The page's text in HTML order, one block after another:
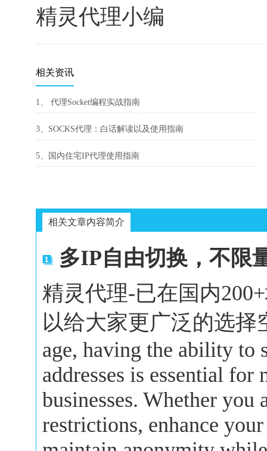
精灵代理小编
相关资讯
1、 代理Socket编程实战指南
3、SOCKS代理：白话解读以及使用指南
5、国内住宅IP代理使用指南
相关文章内容简介
多IP自由切换，不限
精灵代理-已在国内
以给大家更广泛的选择
age, having the ability to
addresses is essential
businesses. Whether you
restrictions, enhance